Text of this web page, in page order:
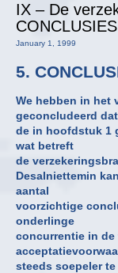
IX – De
CONCLUSIES
January 1, 1999
5.
We hebben in het
geconcludeerd dat
de in hoofdstuk 1
wat betreft
de
Desalniettemin
aantal
voorzichtige
onderlinge
concurrentie in
steeds soepeler te